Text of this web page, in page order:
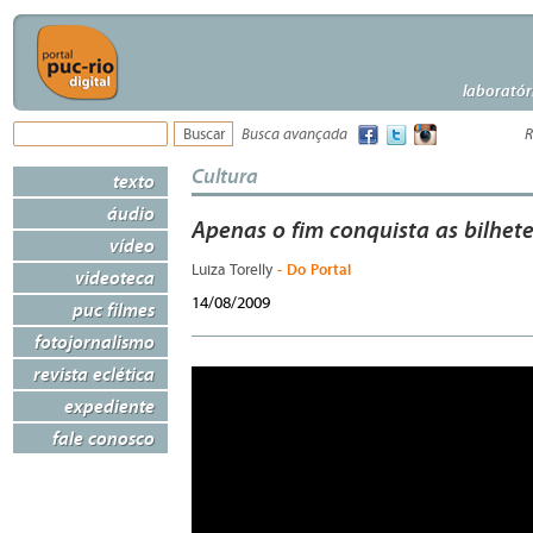
Busca avançada
texto
áudio
vídeo
videoteca
puc filmes
fotojornalismo
revista eclética
expediente
fale conosco
Cultura
Apenas o fim conquista as
Luiza Torelly - Do Portal
14/08/2009